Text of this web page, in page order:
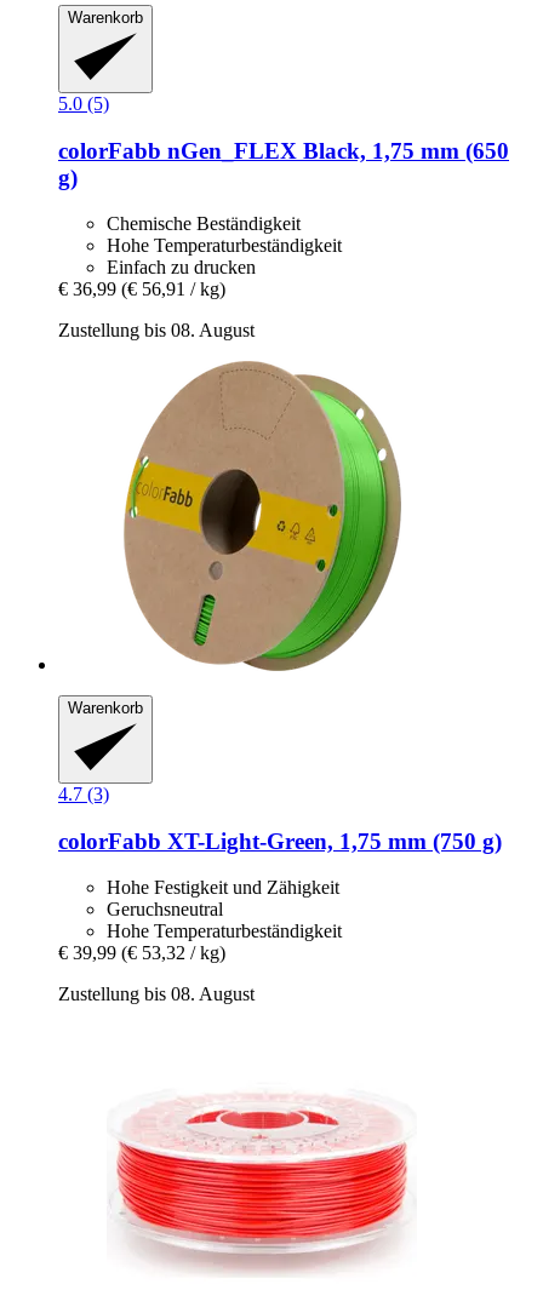
Warenkorb
5.0 (5)
colorFabb nGen_FLEX Black, 1,75 mm (650
g)
Chemische Beständigkeit
Hohe Temperaturbeständigkeit
Einfach zu drucken
€ 36,99 (€ 56,91 / kg)
Zustellung bis 08. August
Warenkorb
4.7 (3)
colorFabb XT-​Light-​Green, 1,75 mm (750 g)
Hohe Festigkeit und Zähigkeit
Geruchsneutral
Hohe Temperaturbeständigkeit
€ 39,99 (€ 53,32 / kg)
Zustellung bis 08. August